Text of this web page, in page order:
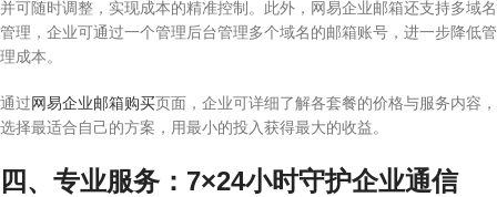
并可随时调整，实现成本的精准控制。此外，网易企业邮箱还支持多域名
管理，企业可通过一个管理后台管理多个域名的邮箱账号，进一步降低管
理成本。
通过 网易企业邮箱购买页面，企业可详细了解各套餐的价格与服务内容，
选择最适合自己的方案，用最小的投入获得最大的收益。
四、专业服务：7×24小时守护企业通信